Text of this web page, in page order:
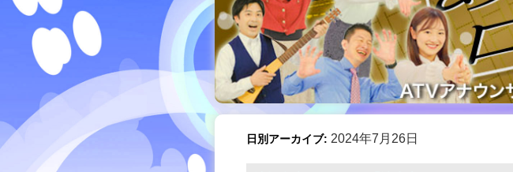
日別アーカイブ: 2024年7月26日